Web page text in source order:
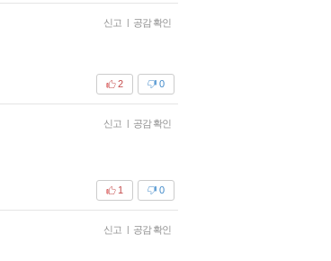
신고 | 공감 확인
0
2
신고 | 공감 확인
0
1
신고 | 공감 확인